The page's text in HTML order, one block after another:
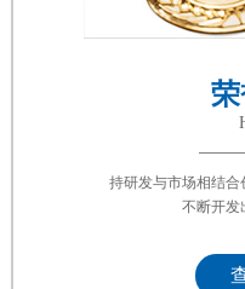
持研发与市场相结合
不断开发